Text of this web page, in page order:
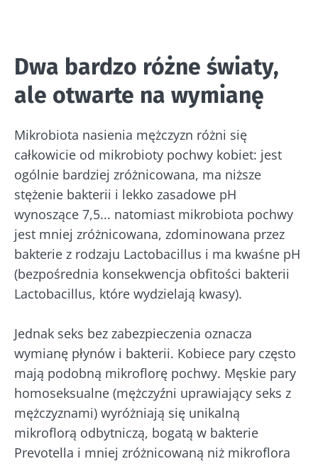
Dwa bardzo różne światy,
ale otwarte na wymianę
Mikrobiota nasienia mężczyzn różni się
całkowicie od mikrobioty pochwy kobiet: jest
ogólnie bardziej zróżnicowana, ma niższe
stężenie bakterii i lekko zasadowe pH
wynoszące 7,5... natomiast mikrobiota pochwy
jest mniej zróżnicowana, zdominowana przez
bakterie z rodzaju Lactobacillus i ma kwaśne pH
(bezpośrednia konsekwencja obfitości bakterii
Lactobacillus, które wydzielają kwasy).
Jednak seks bez zabezpieczenia oznacza
wymianę płynów i bakterii. Kobiece pary często
mają podobną mikroflorę pochwy. Męskie pary
homoseksualne (mężczyźni uprawiający seks z
mężczyznami) wyróżniają się unikalną
mikroflorą odbytniczą, bogatą w bakterie
Prevotella i mniej zróżnicowaną niż mikroflora